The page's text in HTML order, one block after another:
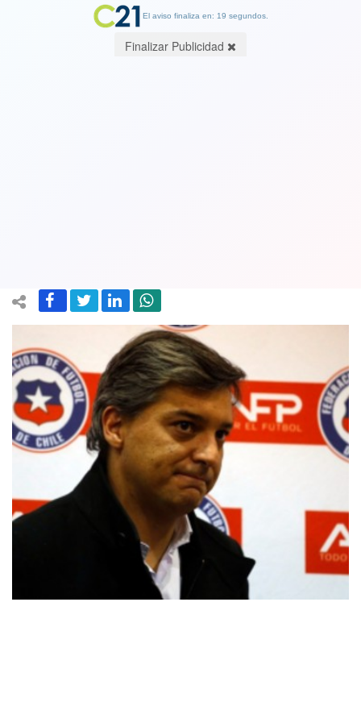
El aviso finaliza en: 19 segundos.
Finalizar Publicidad